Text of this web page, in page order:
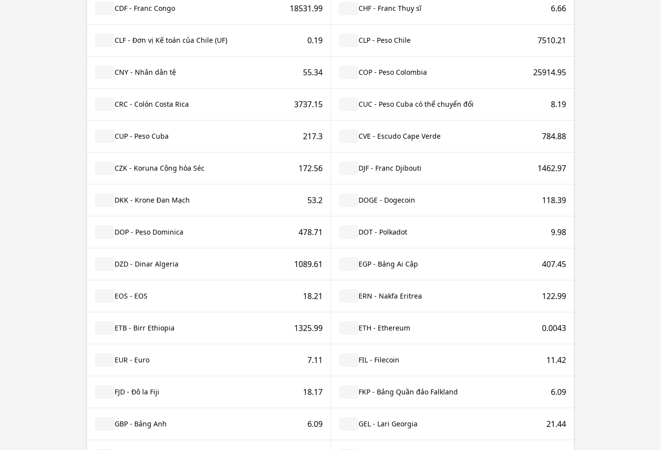
CDF - Franc Congo 18531.99 CHF - Franc Thụy sĩ 6.66
CLF - Đơn vị Kế toán của Chile (UF) 0.19 CLP - Peso Chile 7510.21
CNY - Nhân dân tệ 55.34 COP - Peso Colombia 25914.95
CRC - Colón Costa Rica 3737.15 CUC - Peso Cuba có thể chuyển đổi 8.19
CUP - Peso Cuba 217.3 CVE - Escudo Cape Verde 784.88
CZK - Koruna Cộng hòa Séc 172.56 DJF - Franc Djibouti 1462.97
DKK - Krone Đan Mạch 53.2 DOGE - Dogecoin 118.39
DOP - Peso Dominica 478.71 DOT - Polkadot 9.98
DZD - Dinar Algeria 1089.61 EGP - Bảng Ai Cập 407.45
EOS - EOS 18.21 ERN - Nakfa Eritrea 122.99
ETB - Birr Ethiopia 1325.99 ETH - Ethereum 0.0043
EUR - Euro 7.11 FIL - Filecoin 11.42
FJD - Đô la Fiji 18.17 FKP - Bảng Quần đảo Falkland 6.09
GBP - Bảng Anh 6.09 GEL - Lari Georgia 21.44